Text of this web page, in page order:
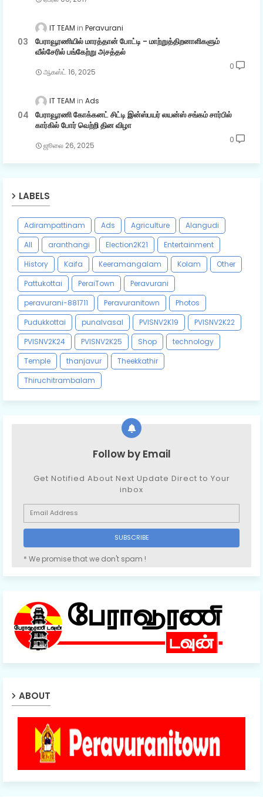
IT TEAM Peravurani
பேராவூரணியில் மாரத்தான் போட்டி - மாற்றுத்திறனாளிகளும்
வீல்சேரில் பங்கேற்று அசத்தல்
ஆகஸ்ட் 16, 2025
0
IT TEAM Ads
பேராவூரணி கோக்கனட் சிட்டி இன்ஸ்பயர் லயன்ஸ் சங்கம் சார்பில்
கார்கில் போர் வெற்றி தின விழா
ஜூலை 26, 2025
0
LABELS
Adirampattinam Ads Agriculture
Alangudi
All
aranthangi Election2K21
Entertainment
History
Kaifa Keeramangalam Kolam
Other
Pattukottai
PeraiTown
Peravurani
peravurani-881711
Peravuranitown
Photos
Pudukkottai
punalvasal PVISNV2K19
PVISNV2K22
PVISNV2K24
PVISNV2K25 Shop
technology
Temple
thanjavur
Theekkathir
Thiruchitrambalam
Follow by Email
Get Notified About Next Update Direct to Your
inbox
* We promise that we don't spam !
ABOUT